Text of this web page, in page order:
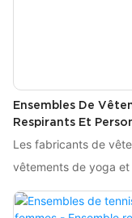
Ensembles De
Respirants Et
Salle De Sport
Les fabricants de
vêtements de yoga et
en nylon brossé. Ces
élasticité, leur